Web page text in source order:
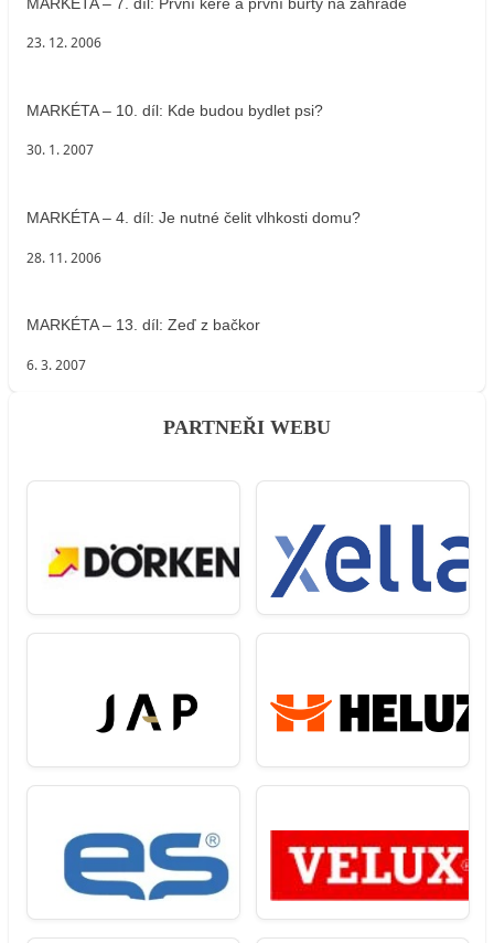
23. 12. 2006
MARKÉTA – 10. díl: Kde budou bydlet psi?
30. 1. 2007
MARKÉTA – 4. díl: Je nutné čelit vlhkosti domu?
28. 11. 2006
MARKÉTA – 13. díl: Zeď z bačkor
6. 3. 2007
PARTNEŘI WEBU